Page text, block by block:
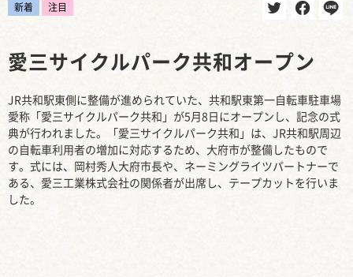
新着 注目
愛三サイクルパーク共和オープン
JR共和駅東側に整備が進められていた、共和駅東第一自転車駐車場
愛称「愛三サイクルパーク共和」が5月8日にオープンし、記念の式
典が行われました。「愛三サイクルパーク共和」は、JR共和駅周辺
の自転車利用者の増加に対応するため、大府市が整備したもので
す。式には、岡村秀人大府市長や、ネーミングライツパートナーで
ある、愛三工業株式会社の関係者が出席し、テープカットを行いま
した。